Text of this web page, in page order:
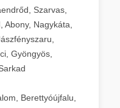
Szarvas,
Nagykáta,
Gyöngyös,
Berettyóújfalu,